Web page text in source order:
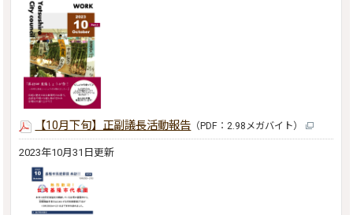
【10月下旬】正副議長活動報告 （PDF：2.98メガバイト）
2023年10月31日更新